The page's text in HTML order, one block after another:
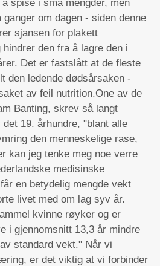
spise i små mengder, men
om dagen - siden denne
sjansen for plakett
den fra å lagre den i
Det er fastslått at de fleste
den ledende dødsårsaken -
av feil nutrition.One av de
Banting, skrev så langt
19. århundre, "blant alle
den menneskelige rase,
kan jeg tenke meg noe verre
medisinske
en betydelig mengde vekt
livet med om lag syv år.
kvinne røyker og er
i gjennomsnitt 13,3 år mindre
standard vekt." Når vi
er det viktig at vi forbinder